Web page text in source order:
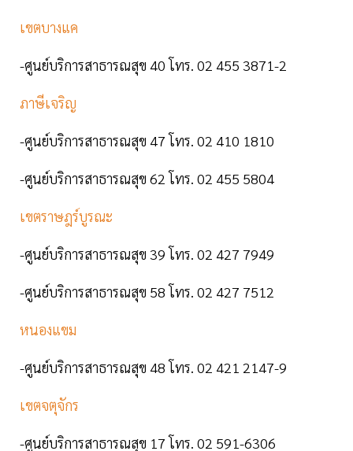
เขตบางแค
-ศูนย์บริการสาธารณสุข 40 โทร. 02 455 3871-2
ภาษีเจริญ
-ศูนย์บริการสาธารณสุข 47 โทร. 02 410 1810
-ศูนย์บริการสาธารณสุข 62 โทร. 02 455 5804
เขตราษฎร์บูรณะ
-ศูนย์บริการสาธารณสุข 39 โทร. 02 427 7949
-ศูนย์บริการสาธารณสุข 58 โทร. 02 427 7512
หนองแขม
-ศูนย์บริการสาธารณสุข 48 โทร. 02 421 2147-9
เขตจตุจักร
-ศูนย์บริการสาธารณสุข 17 โทร. 02 591-6306